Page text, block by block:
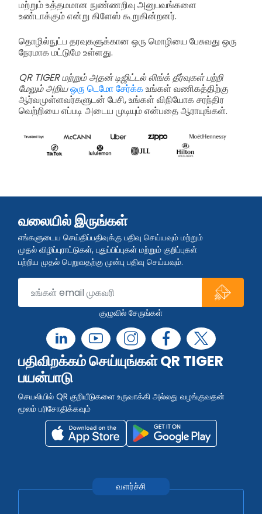
மற்றும் உத்தமமான நுண்ணறிவு அனுபவங்களை
உண்டாக்கும் என்று கிளேஸ் கூறுகின்றனர்.
தொழில்நுட்ப தரவுகளுக்கான ஒரு மொழியை பேசுவது ஒரு
நேரமாக மட்டுமே உள்ளது.
QR TIGER மற்றும் அதன் டிஜிட்டல் லிங்க் தீர்வுகள் பற்றி
மேலும் அறியஒரு டெமோ சேர்க்கஉங்கள் வணிகத்திற்கு
ஆர்வமுள்ளவர்களுடன் பேசி, உங்கள் விநியோக சரந்திர
வெற்றியை எப்படி அடைய முடியும் என்பதை ஆராயுங்கள்.
வலையில் இருங்கள்
எங்களுடைய செய்திப்பதிவுக்கு பதிவு செய்யவும் மற்றும்
முதல் விழிப்புராட்டுகள், புதுப்பிப்புகள் மற்றும் குறிப்புகள்
பற்றிய முதல் பெறுவதற்கு முன்பு பதிவு செய்யவும்.
குழுவில் சேருங்கள்
பதிவிறக்கம் செய்யுங்கள் QR TIGER
பயன்பாடு
செயலியில் QR குறியீடுகளை உருவாக்கி அல்லது வழங்குவதன்
மூலம் பரிசோதிக்கவும்
வளர்ச்சி